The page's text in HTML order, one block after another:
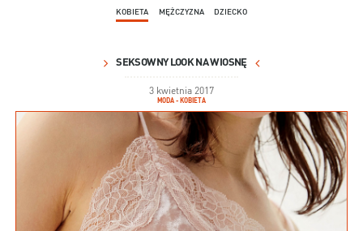
KOBIETA MĘŻCZYZNA DZIECKO
SEKSOWNY LOOK NA WIOSNĘ
3 kwietnia 2017
MODA - KOBIETA